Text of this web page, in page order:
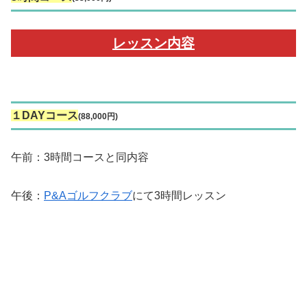
レッスン内容
１DAYコース(88,000円)
午前：3時間コースと同内容
午後： P&Aゴルフクラブにて3時間レッスン